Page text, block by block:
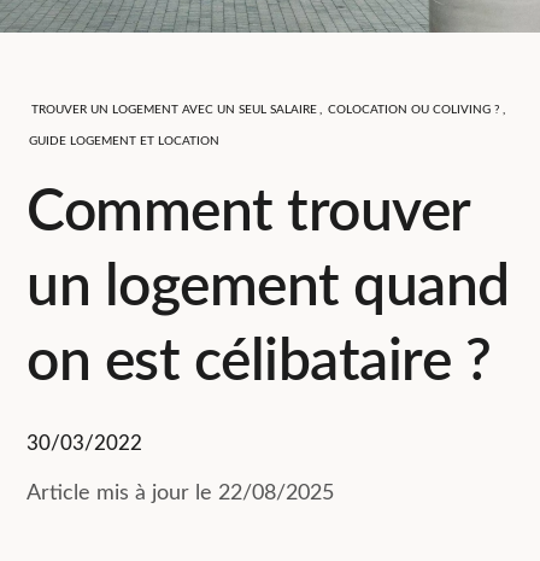
TROUVER UN LOGEMENT AVEC UN SEUL SALAIRE COLOCATION OU COLIVING ?
GUIDE LOGEMENT ET LOCATION
Comment trouver
un logement quand
on est célibataire ?
30/03/2022
Article mis à jour le 22/08/2025